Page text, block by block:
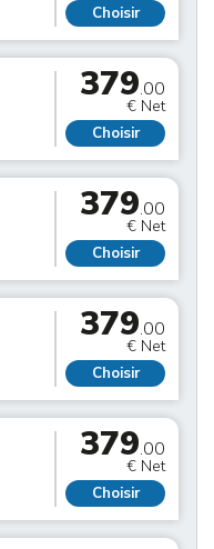
Choisir
379.00
€ Net
Choisir
379.00
€ Net
Choisir
379.00
€ Net
Choisir
379.00
€ Net
Choisir